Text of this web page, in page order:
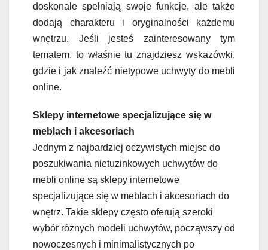
doskonale spełniają swoje funkcje, ale także
dodają charakteru i oryginalności każdemu
wnętrzu. Jeśli jesteś zainteresowany tym
tematem, to właśnie tu znajdziesz wskazówki,
gdzie i jak znaleźć nietypowe uchwyty do mebli
online.
Sklepy internetowe specjalizujące się w
meblach i akcesoriach
Jednym z najbardziej oczywistych miejsc do
poszukiwania nietuzinkowych uchwytów do
mebli online są sklepy internetowe
specjalizujące się w meblach i akcesoriach do
wnętrz. Takie sklepy często oferują szeroki
wybór różnych modeli uchwytów, począwszy od
nowoczesnych i minimalistycznych po